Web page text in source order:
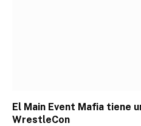
El Main Event Mafia tiene
WrestleCon